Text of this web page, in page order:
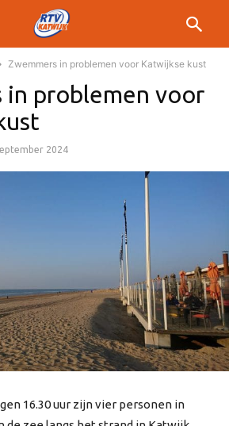
Zwemmers in problemen voor Katwijkse kust
in problemen voor
2024
16.30 uur zijn vier personen in